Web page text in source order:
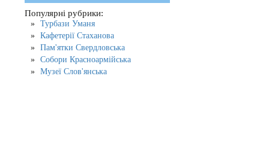
Популярні рубрики:
Турбази Уманя
Кафетерії Стаханова
Пам'ятки Свердловська
Собори Красноармійська
Музеї Слов'янська